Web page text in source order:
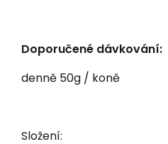
Doporučené dávkování:
denně 50g / koně
Složení: